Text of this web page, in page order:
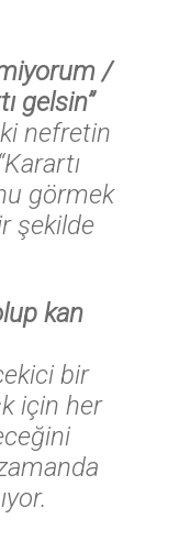
/
gelsin”
nefretin
görmek
şekilde
kan
bir
için her
♩